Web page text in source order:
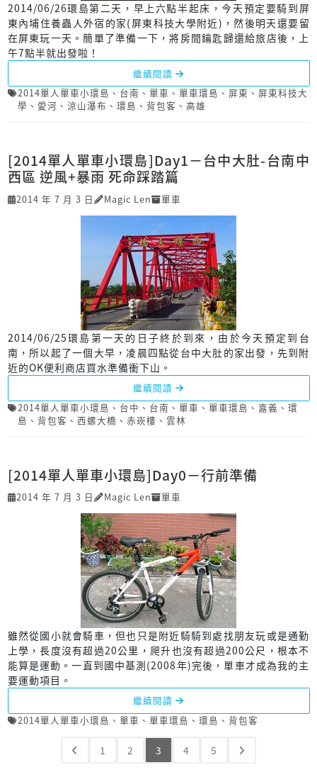
2014/06/26環島第二天，早上六點半起床，今天預定要騎到屏
東內埔住養蟲人外宿的家(屏東科技大學附近)，然後明天還要留
在屏東玩一天。簡單了準備一下，將房間鑰匙歸還給旅店後，上
午7點半就出發啦！
繼續閱讀
2014單人單車小環島 、 台南 、 單車 、 單車環島 、 屏東 、 屏東科技大
學 、 愛河 、 涼山瀑布 、 環島 、 背包客 、 高雄
[2014單人單車小環島]Day1－台中大肚-台南中
西區 逆風+暴雨 死命踩踏篇
2014 年 7 月 3 日 Magic Len 單車
2014/06/25環島第一天的日子終於到來，由於今天預定到台
南，所以起了一個大早，凌晨四點從台中大肚的家出發，先到附
近的OK便利商店買水準備衝下山。
繼續閱讀
2014單人單車小環島 、 台中 、 台南 、 單車 、 單車環島 、 嘉義 、 環
島 、 背包客 、 西螺大橋 、 赤崁樓 、 雲林
[2014單人單車小環島]Day0－行前準備
2014 年 7 月 3 日 Magic Len 單車
雖然從國小就會騎車，但也只是附近騎騎到處找朋友玩或是通勤
上學，長度沒有超過20公里，爬升也沒有超過200公尺，根本不
能算是運動。一直到國中基測(2008年)完後，單車才成為我的主
要運動項目。
繼續閱讀
2014單人單車小環島 、 單車 、 單車環島 、 環島 、 背包客
1 2 3 4 5